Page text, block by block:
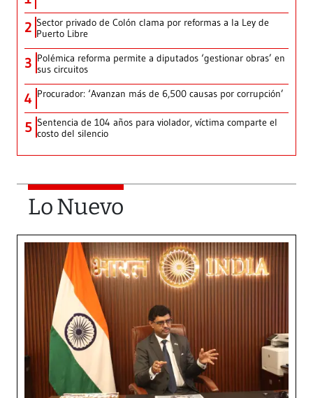
2 Sector privado de Colón clama por reformas a la Ley de
Puerto Libre
3 Polémica reforma permite a diputados ‘gestionar obras’ en
sus circuitos
4 Procurador: ‘Avanzan más de 6,500 causas por corrupción’
5 Sentencia de 104 años para violador, víctima comparte el
costo del silencio
Lo Nuevo